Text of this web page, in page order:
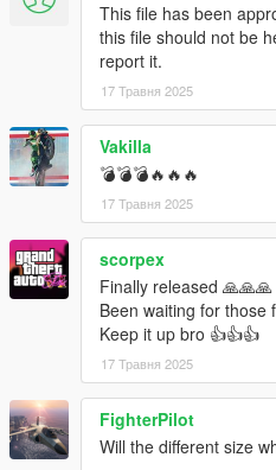
This file has been
this file should not be
report it.
17 Травня 2025
Vakilla
💣💣💣🔥🔥🔥
17 Травня 2025
scorpex
Finally released 🙏🙏🙏
Been waiting for those
Keep it up bro 👍👍👍
17 Травня 2025
FighterPilot
Will the different size